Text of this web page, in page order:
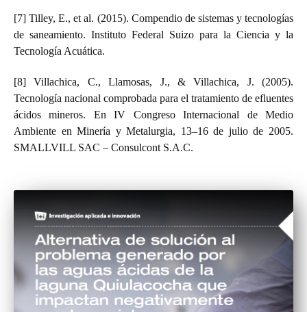
[7] Tilley, E., et al. (2015). Compendio de sistemas y tecnologías
de saneamiento. Instituto Federal Suizo para la Ciencia y la
Tecnología Acuática.
[8] Villachica, C., Llamosas, J., & Villachica, J. (2005).
Tecnología nacional comprobada para el tratamiento de efluentes
ácidos mineros. En IV Congreso Internacional de Medio
Ambiente en Minería y Metalurgia, 13–16 de julio de 2005.
SMALLVILL SAC – Consulcont S.A.C.